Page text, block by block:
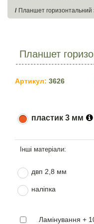
Планшет
Планшет
Артикул: 3626
пластик 3 мм
двп 2,8 мм
наліпка
Ламінування +